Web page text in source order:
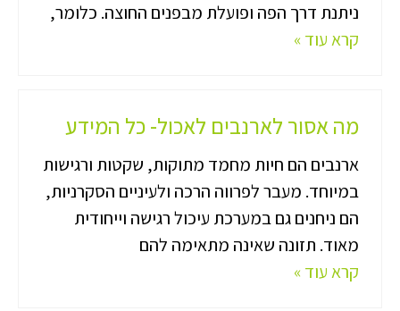
ניתנת דרך הפה ופועלת מבפנים החוצה. כלומר,
קרא עוד »
מה אסור לארנבים לאכול- כל המידע
ארנבים הם חיות מחמד מתוקות, שקטות ורגישות
במיוחד. מעבר לפרווה הרכה ולעיניים הסקרניות,
הם ניחנים גם במערכת עיכול רגישה וייחודית
מאוד. תזונה שאינה מתאימה להם
קרא עוד »